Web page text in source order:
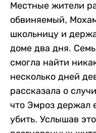
Местные жители
обвиняемый,
школьницу и
доме два дня.
смогла найти
несколько дней
рассказала о
что Эмроз держал
убить. Услышав